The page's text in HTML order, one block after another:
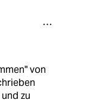
von
zu